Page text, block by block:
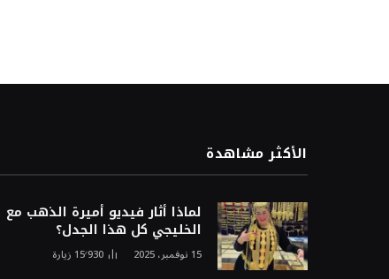
الأكثر مشاهدة
لماذا أثار فيديو أميرة الذهب مع
الخليجي كل هذا الجدل؟
15 نوفمبر، 2025 15٬930 زيارة